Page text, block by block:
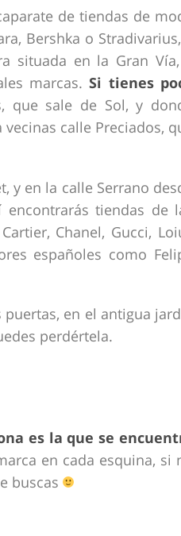
de tiendas de
Bershka o
situada en la Gran
marcas.Si tienes
que sale de Sol, y
calle Preciados,
y en la calle Serrano
tiendas de
Chanel, Gucci,
españoles como
puertas, en el antigua
perdértela.
es la que se
en cada esquina, si
buscas